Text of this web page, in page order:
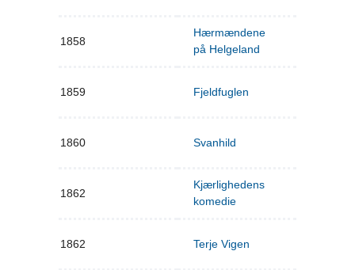
1858
Hærmændene
på Helgeland
1859 Fjeldfuglen
1860 Svanhild
1862
Kjærlighedens
komedie
1862 Terje Vigen